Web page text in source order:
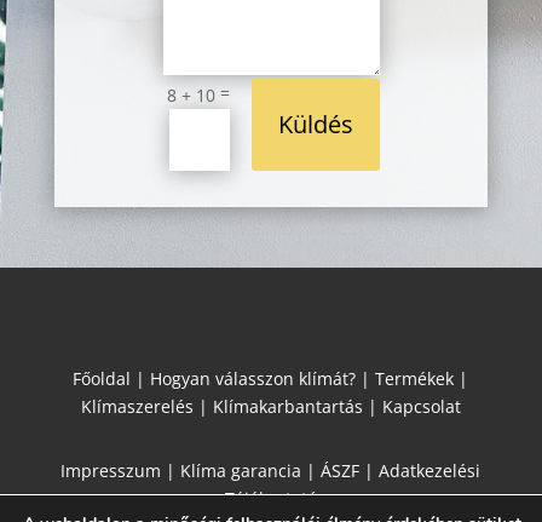
8 + 10=
Küldés
Főoldal | Hogyan válasszon klímát? |Termékek |
Klímaszerelés | Klímakarbantartás | Kapcsolat
Impresszum | Klíma garancia |ÁSZF |Adatkezelési
Tájékoztató